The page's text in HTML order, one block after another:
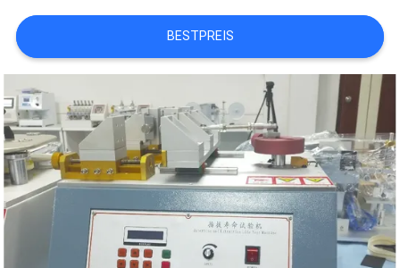
ZITAT
VR
SHOW
SITEMAP
PRIVACY
POLICY
BESTPREIS